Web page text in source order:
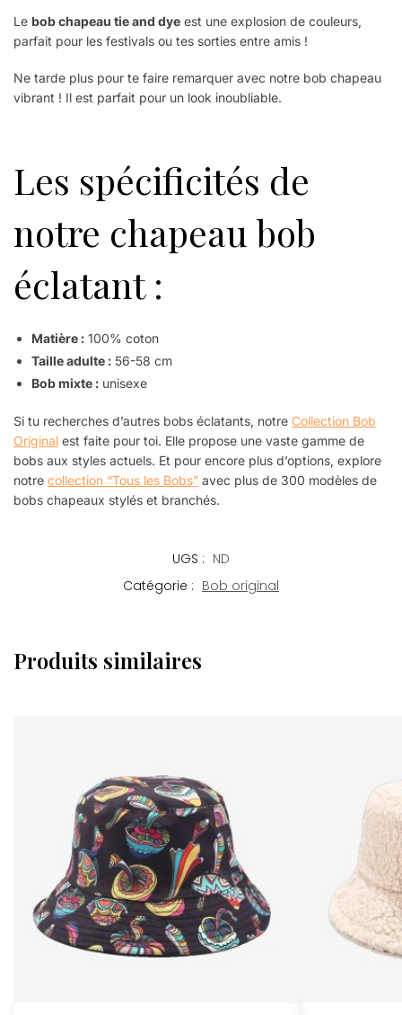
Le bob chapeau tie and dye est une explosion de couleurs,
parfait pour les festivals ou tes sorties entre amis !
Ne tarde plus pour te faire remarquer avec notre bob chapeau
vibrant ! Il est parfait pour un look inoubliable.
Les spécificités de
notre chapeau bob
éclatant :
Matière : 100% coton
Taille adulte : 56-58 cm
Bob mixte : unisexe
Si tu recherches d’autres bobs éclatants, notre Collection Bob
Original est faite pour toi. Elle propose une vaste gamme de
bobs aux styles actuels. Et pour encore plus d’options, explore
notre collection “Tous les Bobs” avec plus de 300 modèles de
bobs chapeaux stylés et branchés.
UGS : ND
Catégorie : Bob original
Produits similaires